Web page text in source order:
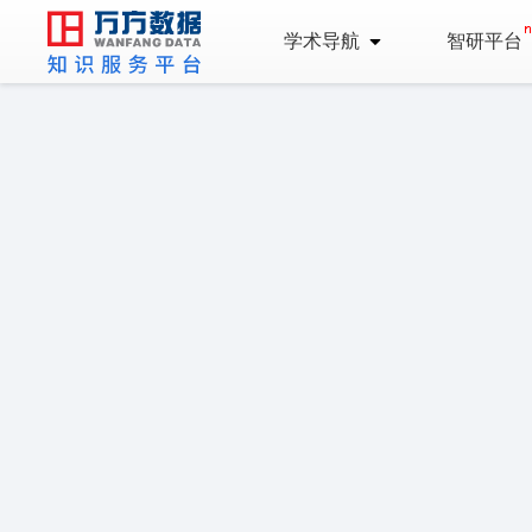
学术导航 智研平台